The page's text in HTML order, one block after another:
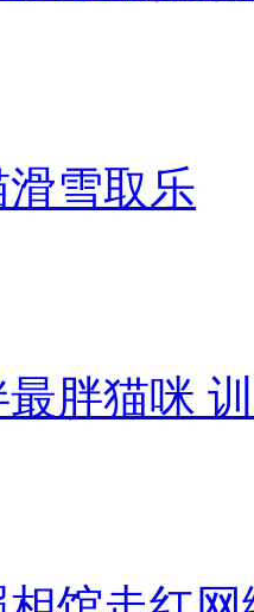
雪取乐
胖猫咪